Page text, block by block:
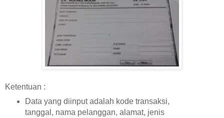
Ketentuan :
Data yang diinput adalah kode transaksi,
tanggal, nama pelanggan, alamat, jenis